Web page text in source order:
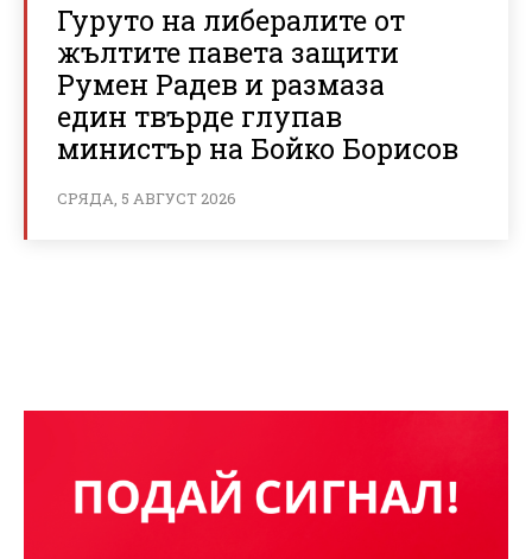
Гуруто на либералите от
жълтите павета защити
Румен Радев и размаза
един твърде глупав
министър на Бойко Борисов
СРЯДА, 5 АВГУСТ 2026